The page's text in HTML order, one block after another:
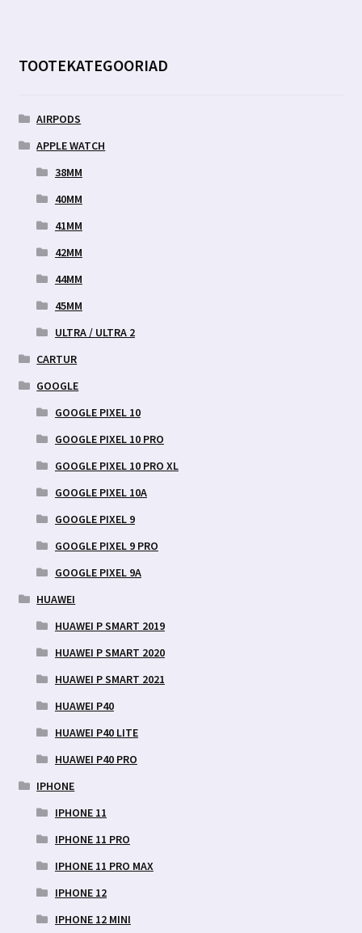
TOOTEKATEGOORIAD
AIRPODS
APPLE WATCH
38MM
40MM
41MM
42MM
44MM
45MM
ULTRA / ULTRA 2
CARTUR
GOOGLE
GOOGLE PIXEL 10
GOOGLE PIXEL 10 PRO
GOOGLE PIXEL 10 PRO XL
GOOGLE PIXEL 10A
GOOGLE PIXEL 9
GOOGLE PIXEL 9 PRO
GOOGLE PIXEL 9A
HUAWEI
HUAWEI P SMART 2019
HUAWEI P SMART 2020
HUAWEI P SMART 2021
HUAWEI P40
HUAWEI P40 LITE
HUAWEI P40 PRO
IPHONE
IPHONE 11
IPHONE 11 PRO
IPHONE 11 PRO MAX
IPHONE 12
IPHONE 12 MINI